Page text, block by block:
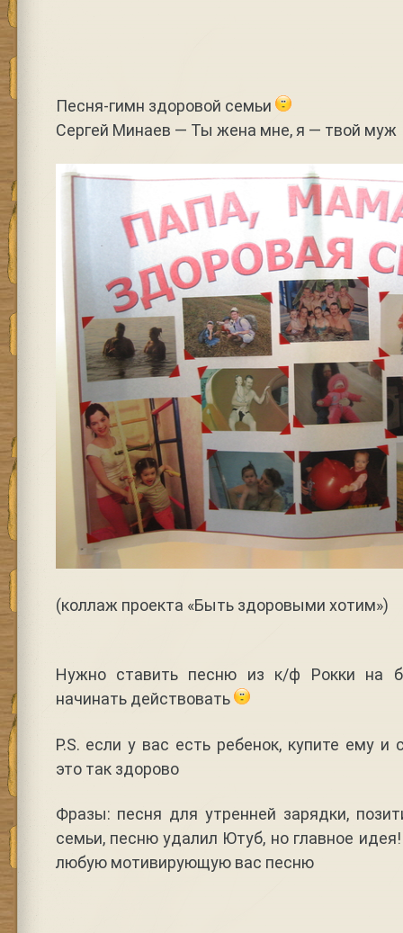
Песня-гимн здоровой семьи
Сергей Минаев — Ты жена мне, я — твой муж
(коллаж проекта «Быть здоровыми хотим»)
Нужно ставить песню из к/ф Рокки на
начинать действовать
P.S. если у вас есть ребенок, купите ему и
это так здорово
Фразы: песня для утренней зарядки,
семьи, песню удалил Ютуб, но главное
любую мотивирующую вас песню